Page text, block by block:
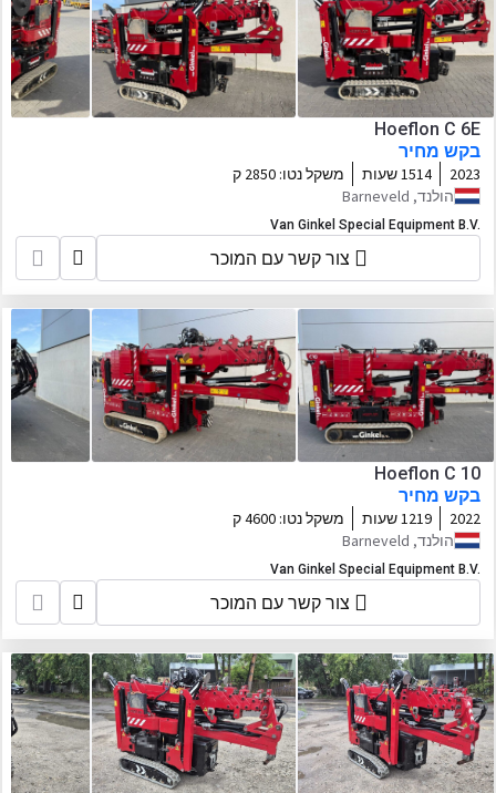
Hoeflon C 6E
בקש מחיר
2023 1514 שעות משקל נטו: 2850 ק
הולנד, Barneveld
Van Ginkel Special Equipment B.V.
צור קשר עם המוכר
Hoeflon C 10
בקש מחיר
2022 1219 שעות משקל נטו: 4600 ק
הולנד, Barneveld
Van Ginkel Special Equipment B.V.
צור קשר עם המוכר